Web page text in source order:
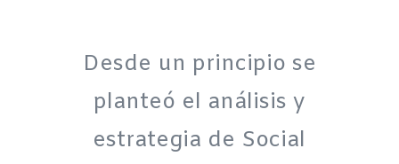
Desde un principio se
planteó el análisis y
estrategia de Social